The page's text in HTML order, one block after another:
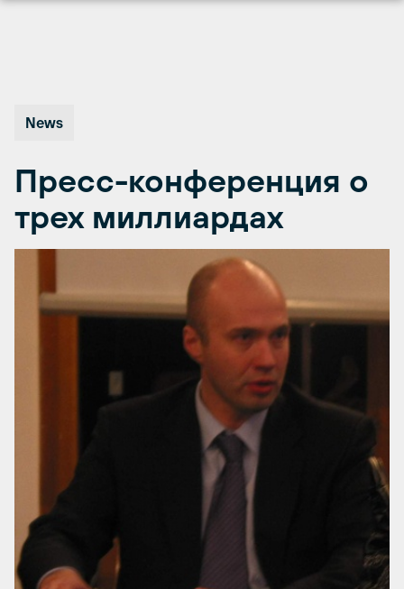
News
Пресс-конференция о
трех миллиардах